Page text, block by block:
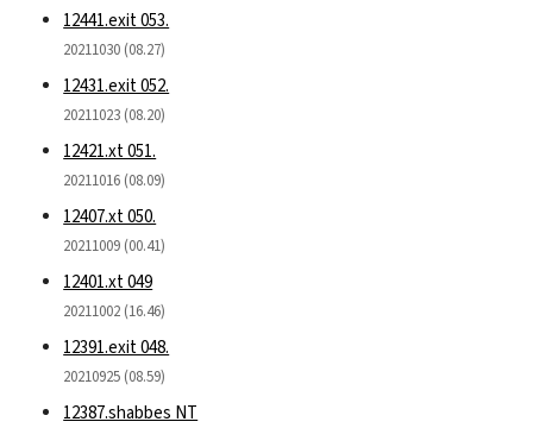
12441.exit 053.
20211030 (08.27)
12431.exit 052.
20211023 (08.20)
12421.xt 051.
20211016 (08.09)
12407.xt 050.
20211009 (00.41)
12401.xt 049
20211002 (16.46)
12391.exit 048.
20210925 (08.59)
12387.shabbes NT